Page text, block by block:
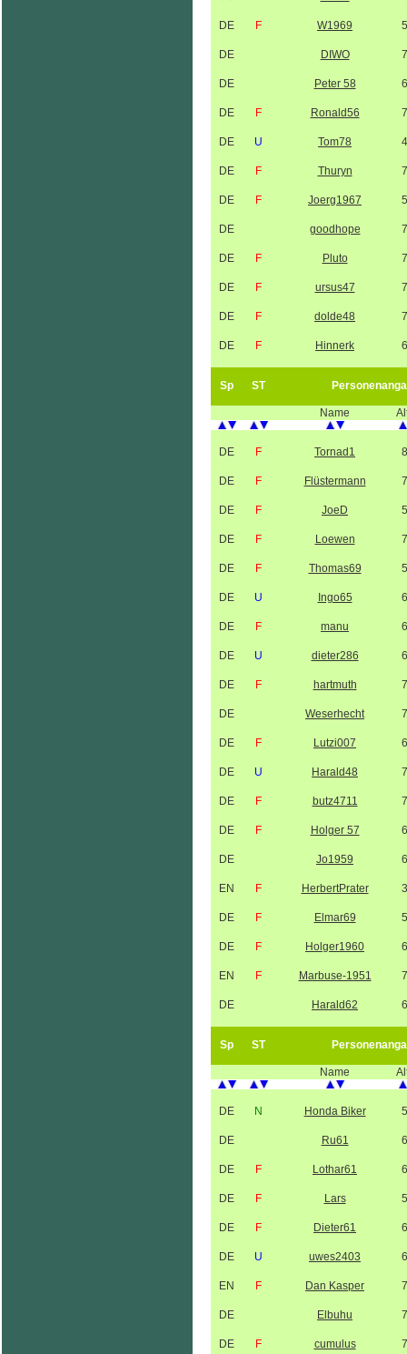
DE F W1969
DE DIWO
DE Peter 58
DE F Ronald56
DE U Tom78
DE F Thuryn
DE F Joerg1967
DE goodhope
DE F Pluto
DE F ursus47
DE F dolde48
DE F Hinnerk
Sp ST
Name
DE F Tornad1
DE F Flüstermann
DE F JoeD
DE F Loewen
DE F Thomas69
DE U Ingo65
DE F manu
DE U dieter286
DE F hartmuth
DE Weserhecht
DE F Lutzi007
DE U Harald48
DE F butz4711
DE F Holger 57
DE Jo1959
EN F HerbertPrater
DE F Elmar69
DE F Holger1960
EN F Marbuse-1951
DE Harald62
Sp ST
Name
DE N Honda Biker
DE Ru61
DE F Lothar61
DE F Lars
DE F Dieter61
DE U uwes2403
EN F Dan Kasper
DE Elbuhu
DE F cumulus